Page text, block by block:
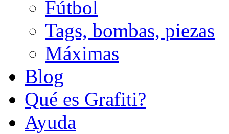
Fútbol
Tags, bombas, piezas
Máximas
Blog
Qué es Grafiti?
Ayuda